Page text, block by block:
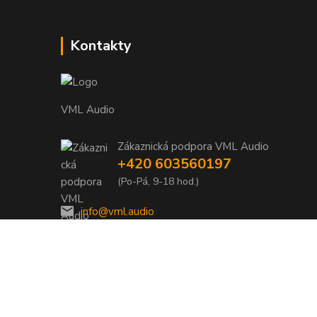
Kontakty
VML Audio
Zákaznická podpora VML Audio
+420 603560197
(Po-Pá, 9-18 hod.)
info@vml.audio